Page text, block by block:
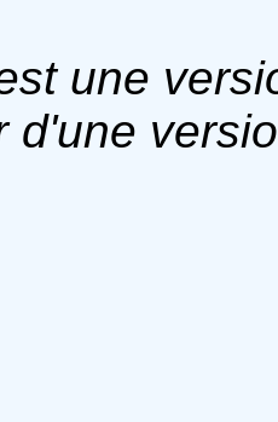
une
d'une